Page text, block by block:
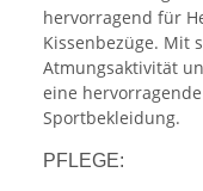
hervorragend für
Kissenbezüge. Mit
Atmungsaktivität
eine
Sportbekleidung.
PFLEGE: